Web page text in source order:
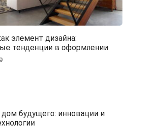
элемент дизайна:
тенденции в оформлении
будущего: инновации и